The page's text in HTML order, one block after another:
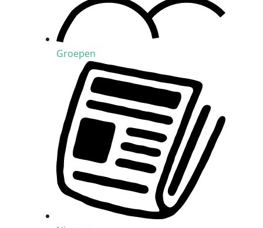
Groepen